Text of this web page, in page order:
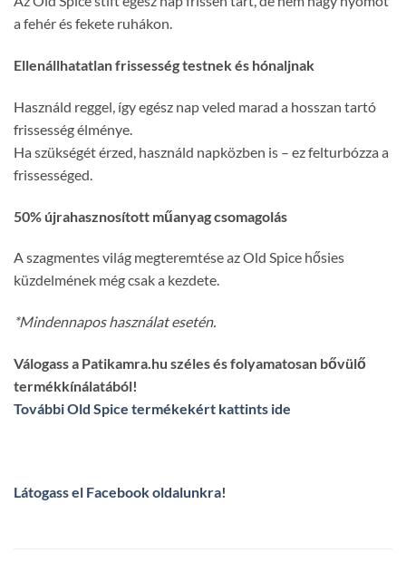
a fehér és fekete ruhákon.
Ellenállhatatlan frissesség testnek és hónaljnak
Használd reggel, így egész nap veled marad a hosszan tartó
frissesség élménye.
Ha szükségét érzed, használd napközben is – ez felturbózza a
frissességed.
50% újrahasznosított műanyag csomagolás
A szagmentes világ megteremtése az Old Spice hősies
küzdelmének még csak a kezdete.
*Mindennapos használat esetén.
Válogass a Patikamra.hu széles és folyamatosan bővülő
termékkínálatából!
További Old Spice termékekért kattints ide
Látogass el Facebook oldalunkra!